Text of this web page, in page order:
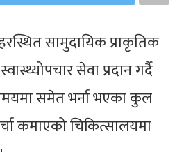
सामुदायिक प्राकृतिक
सेवा प्रदान गर्दै
समेत भर्ना भएका कुल
कमाएको चिकित्सालयमा